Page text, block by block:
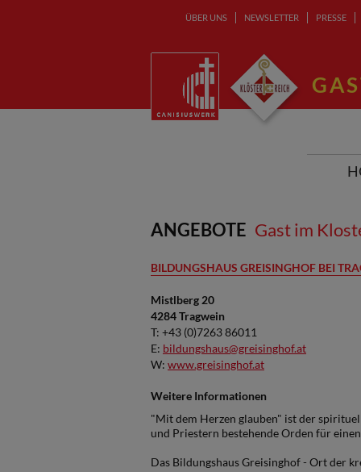
ÜBER UNS NEWSLETTER PRESSE
ANGEBOTE Gast im
BILDUNGSHAUS GREISINGHOF BEI
Mistlberg 20
4284 Tragwein
T: +43 (0)7263 86011
E: bildungshaus@greisinghof.at
W: www.greisinghof.at
Weitere Informationen
"Mit dem Herzen glauben" ist der
und Priestern bestehende Orden für
Das Bildungshaus Greisinghof - Ort der